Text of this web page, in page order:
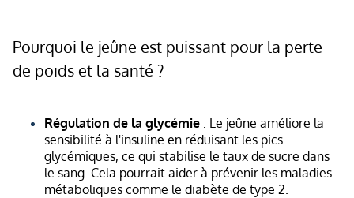
Pourquoi le jeûne est puissant pour la perte
de poids et la santé ?
Régulation de la glycémie : Le jeûne améliore la
sensibilité à l'insuline en réduisant les pics
glycémiques, ce qui stabilise le taux de sucre dans
le sang. Cela pourrait aider à prévenir les maladies
métaboliques comme le diabète de type 2.